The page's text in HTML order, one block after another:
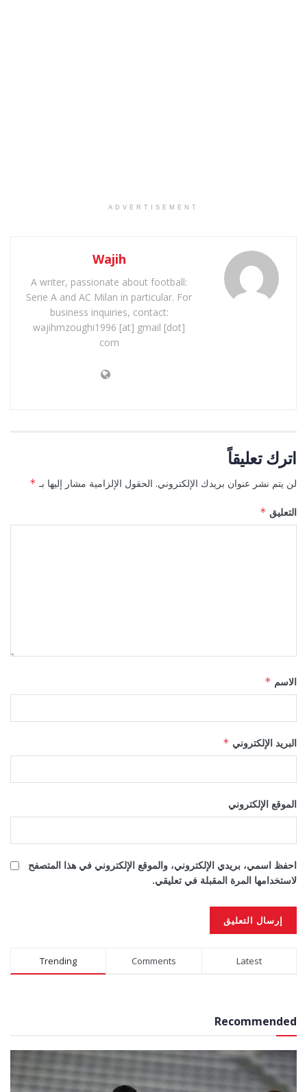
ADVERTISEMENT
Wajih
A writer, passionate about football:
Serie A and AC Milan in particular. For
business inquiries, contact:
wajihmzoughi1996 [at] gmail [dot]
com
اترك تعليقاً
لن يتم نشر عنوان بريدك الإلكتروني. الحقول الإلزامية مشار إليها بـ *
التعليق *
الاسم *
البريد الإلكتروني *
الموقع الإلكتروني
احفظ اسمي، بريدي الإلكتروني، والموقع الإلكتروني في هذا المتصفح
لاستخدامها المرة المقبلة في تعليقي.
Alternative:
Trending Comments Latest
Recommended